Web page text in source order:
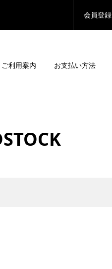
会員登録
ご利用案内 お支払い方法